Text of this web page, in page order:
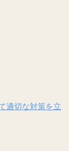
適切な対策を立